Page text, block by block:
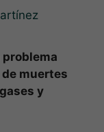
de muertes
y